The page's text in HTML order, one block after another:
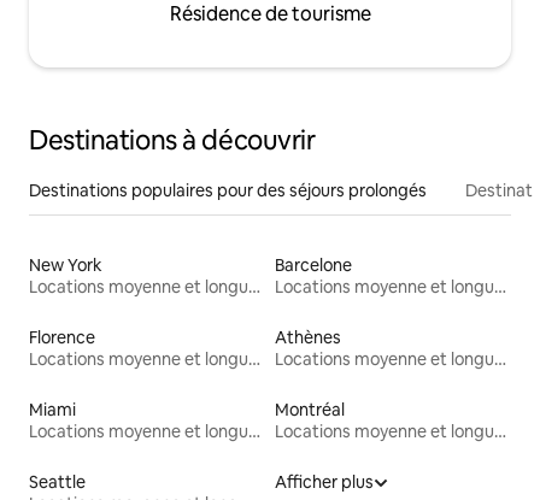
Résidence de tourisme
Destinations à découvrir
Destinations populaires pour des séjours prolongés
New York
Locations moyenne et longue durée
Barcelone
Locations moyenne et longue durée
Florence
Locations moyenne et longue durée
Athènes
Locations moyenne et longue durée
Miami
Locations moyenne et longue durée
Montréal
Locations moyenne et longue durée
Seattle
Afficher plus